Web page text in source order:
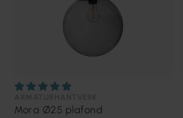
Mora Ø25 plafond